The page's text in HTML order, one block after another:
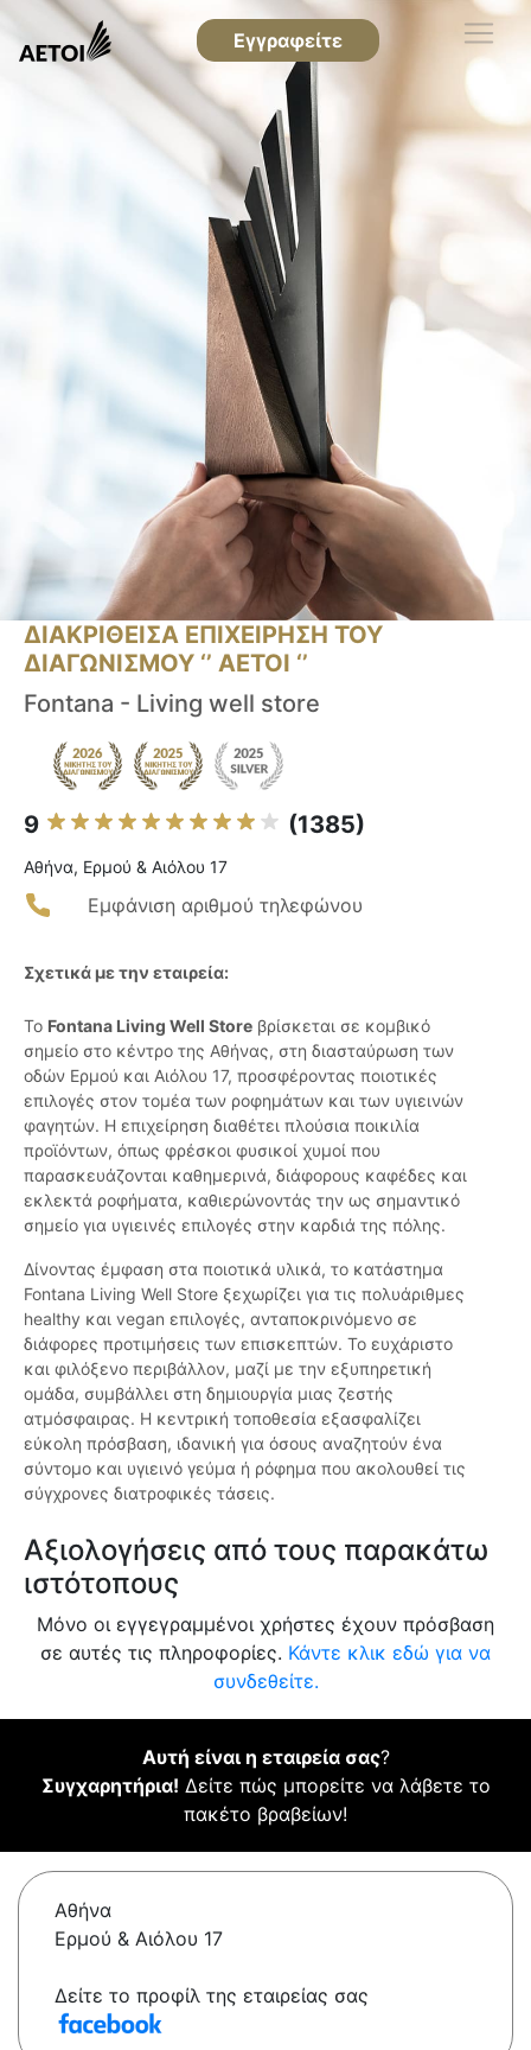
Εγγραφείτε
ΔΙΑΚΡΙΘΕΙΣΑ ΕΠΙΧΕΙΡΗΣΗ ΤΟΥ
ΔΙΑΓΩΝΙΣΜΟΥ ‘’ ΑΕΤΟΙ ‘’
Fontana - Living well store
9 (1385)
Αθήνα, Ερμού & Αιόλου 17
Εμφάνιση αριθμού τηλεφώνου
Σχετικά με την εταιρεία:
Το Fontana Living Well Store βρίσκεται σε κομβικό
σημείο στο κέντρο της Αθήνας, στη διασταύρωση των
οδών Ερμού και Αιόλου 17, προσφέροντας ποιοτικές
επιλογές στον τομέα των ροφημάτων και των υγιεινών
φαγητών. Η επιχείρηση διαθέτει πλούσια ποικιλία
προϊόντων, όπως φρέσκοι φυσικοί χυμοί που
παρασκευάζονται καθημερινά, διάφορους καφέδες και
εκλεκτά ροφήματα, καθιερώνοντάς την ως σημαντικό
σημείο για υγιεινές επιλογές στην καρδιά της πόλης.
Δίνοντας έμφαση στα ποιοτικά υλικά, το κατάστημα
Fontana Living Well Store ξεχωρίζει για τις πολυάριθμες
healthy και vegan επιλογές, ανταποκρινόμενο σε
διάφορες προτιμήσεις των επισκεπτών. Το ευχάριστο
και φιλόξενο περιβάλλον, μαζί με την εξυπηρετική
ομάδα, συμβάλλει στη δημιουργία μιας ζεστής
ατμόσφαιρας. Η κεντρική τοποθεσία εξασφαλίζει
εύκολη πρόσβαση, ιδανική για όσους αναζητούν ένα
σύντομο και υγιεινό γεύμα ή ρόφημα που ακολουθεί τις
σύγχρονες διατροφικές τάσεις.
Αξιολογήσεις από τους παρακάτω
ιστότοπους
Μόνο οι εγγεγραμμένοι χρήστες έχουν πρόσβαση
σε αυτές τις πληροφορίες. Κάντε κλικ εδώ για να
συνδεθείτε.
Αυτή είναι η εταιρεία σας?
Συγχαρητήρια! Δείτε πώς μπορείτε να λάβετε το
πακέτο βραβείων!
Αθήνα
Ερμού & Αιόλου 17
Δείτε το προφίλ της εταιρείας σας